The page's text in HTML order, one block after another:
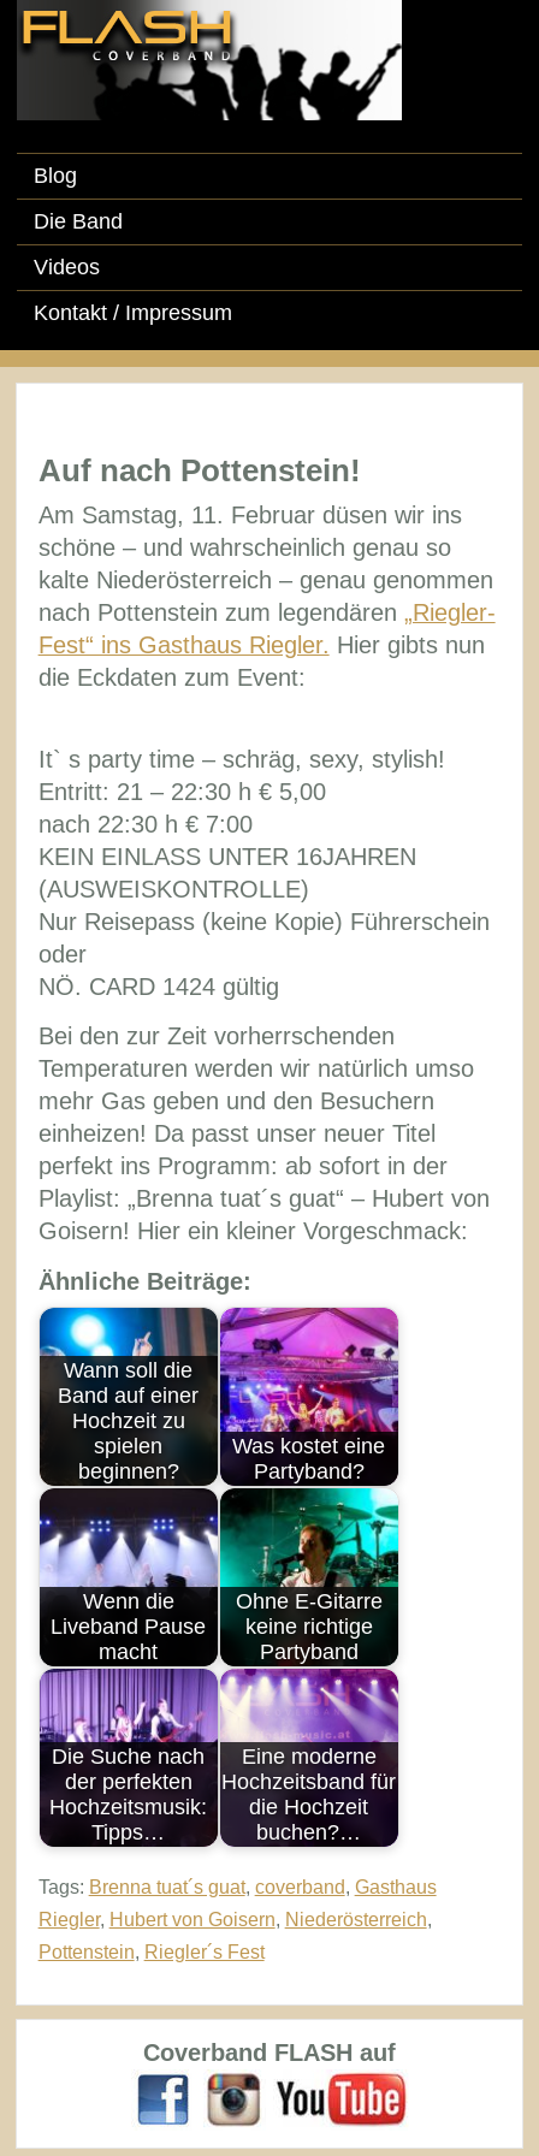
Blog
Die Band
Videos
Kontakt / Impressum
Auf nach Pottenstein!
Am Samstag, 11. Februar düsen wir ins
schöne – und wahrscheinlich genau so
kalte Niederösterreich – genau genommen
nach Pottenstein zum legendären „Riegler-
Fest“ ins Gasthaus Riegler. Hier gibts nun
die Eckdaten zum Event:
It` s party time – schräg, sexy, stylish!
Entritt: 21 – 22:30 h € 5,00
nach 22:30 h € 7:00
KEIN EINLASS UNTER 16JAHREN
(AUSWEISKONTROLLE)
Nur Reisepass (keine Kopie) Führerschein
oder
NÖ. CARD 1424 gültig
Bei den zur Zeit vorherrschenden
Temperaturen werden wir natürlich umso
mehr Gas geben und den Besuchern
einheizen! Da passt unser neuer Titel
perfekt ins Programm: ab sofort in der
Playlist: „Brenna tuat´s guat“ – Hubert von
Goisern! Hier ein kleiner Vorgeschmack:
Ähnliche Beiträge:
Wann soll die
Band auf einer
Hochzeit zu
spielen
beginnen?
Was kostet eine
Partyband?
Wenn die
Liveband Pause
macht
Ohne E-Gitarre
keine richtige
Partyband
Die Suche nach
der perfekten
Hochzeitsmusik:
Tipps…
Eine moderne
Hochzeitsband für
die Hochzeit
buchen?…
Tags: Brenna tuat´s guat, coverband, Gasthaus
Riegler, Hubert von Goisern, Niederösterreich,
Pottenstein, Riegler´s Fest
Coverband FLASH auf